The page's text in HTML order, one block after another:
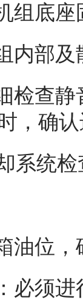
组底
内部
检查
，确
系统检
油位
必须